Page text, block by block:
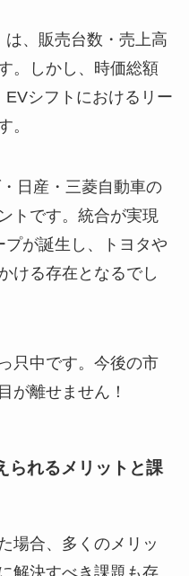
、販売台数・売上高
。しかし、時価総額
シフトにおけるリー
。
日産・三菱自動車の
トです。統合が実現
が誕生し、トヨタや
ける存在となるでし
只中です。今後の市
が離せません！
られるメリットと課
場合、多くのメリッ
解決すべき課題も存